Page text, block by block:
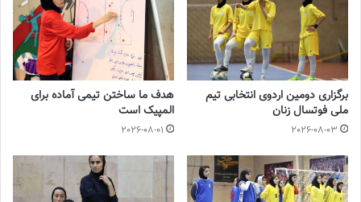
نوشته های مشابه
جنجال جدید در سوپرلیگ فوتسال
2022-12-11
2025-04-28
برگزاری دومین اردوی انتخابی تیم
ملی فوتسال زنان
2026-08-03
هدف ما ساختن تیمی آماده برای
المپیک است
2026-08-01